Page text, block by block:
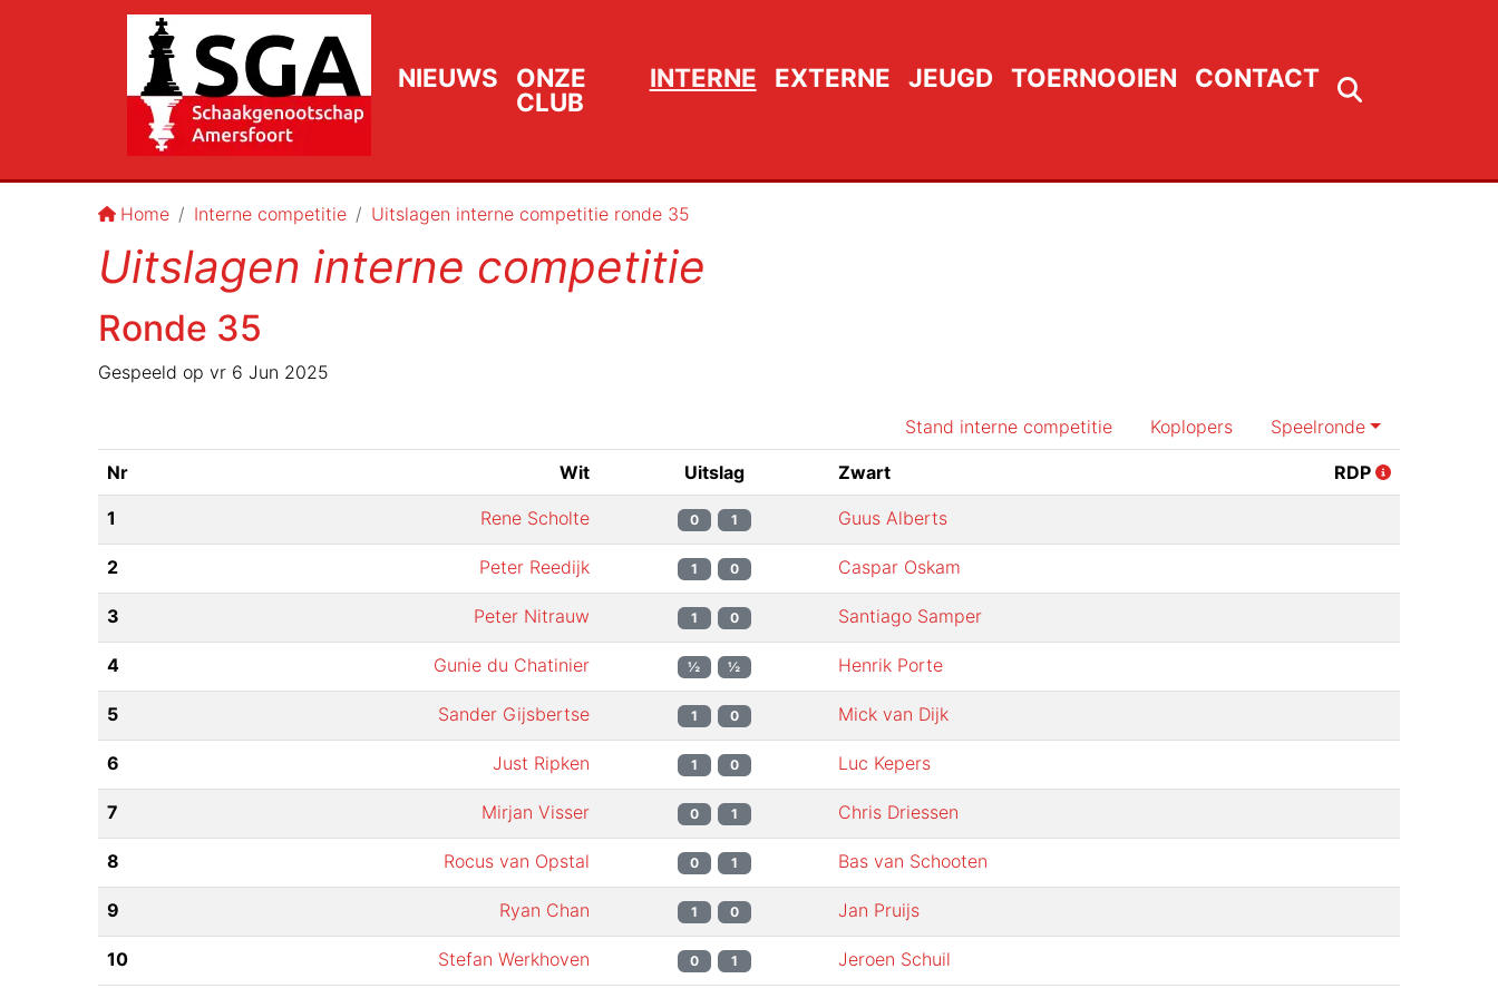
NIEUWS
ONZE
CLUB
INTERNE EXTERNE JEUGD TOERNOOIEN CONTACT
Home Interne competitie Uitslagen interne competitie ronde 35
Uitslagen interne competitie
Ronde 35
Gespeeld op vr 6 Jun 2025
Stand interne competitie Koplopers Speelronde
Nr Wit Uitslag Zwart RDP
1 Rene Scholte 0 1 Guus Alberts
2 Peter Reedijk 1 0 Caspar Oskam
3 Peter Nitrauw 1 0 Santiago Samper
4 Gunie du Chatinier ½ ½ Henrik Porte
5 Sander Gijsbertse 1 0 Mick van Dijk
6 Just Ripken 1 0 Luc Kepers
7 Mirjan Visser 0 1 Chris Driessen
8 Rocus van Opstal 0 1 Bas van Schooten
9 Ryan Chan 1 0 Jan Pruijs
10 Stefan Werkhoven 0 1 Jeroen Schuil